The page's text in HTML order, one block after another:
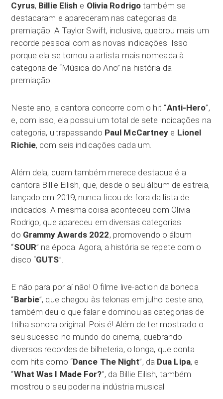
Cyrus, Billie Elish e Olivia Rodrigo também se
destacaram e apareceram nas categorias da
premiação. A Taylor Swift, inclusive, quebrou mais um
recorde pessoal com as novas indicações. Isso
porque ela se tornou a artista mais nomeada à
categoria de “Música do Ano” na história da
premiação.
Neste ano, a cantora concorre com o hit “Anti-Hero”,
e, com isso, ela possui um total de sete indicações na
categoria, ultrapassando Paul McCartney e Lionel
Richie, com seis indicações cada um.
Além dela, quem também merece destaque é a
cantora Billie Eilish, que, desde o seu álbum de estreia,
lançado em 2019, nunca ficou de fora da lista de
indicados. A mesma coisa aconteceu com Olivia
Rodrigo, que apareceu em diversas categorias
do Grammy Awards 2022, promovendo o álbum
“SOUR” na época. Agora, a história se repete com o
disco “GUTS”.
E não para por aí não! O filme live-action da boneca
“Barbie”, que chegou às telonas em julho deste ano,
também deu o que falar e dominou as categorias de
trilha sonora original. Pois é! Além de ter mostrado o
seu sucesso no mundo do cinema, quebrando
diversos recordes de bilheteria, o longa, que conta
com hits como “Dance The Night”, daDua Lipa, e
“What Was I Made For?”, da Billie Eilish, também
mostrou o seu poder na indústria musical.